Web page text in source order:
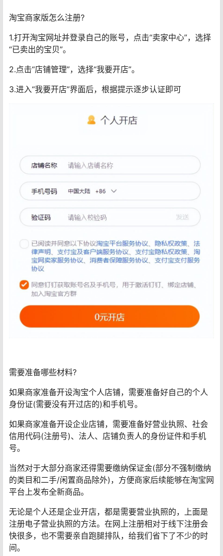
淘宝商家版怎么注册?
1.打开淘宝网址并登录自己的账号，点击“卖家中心”，选择
“已卖出的宝贝”。
2.点击“店铺管理”，选择“我要开店”。
3.进入“我要开店”界面后，根据提示逐步认证即可
需要准备哪些材料?
如果商家准备开设淘宝个人店铺，需要准备好自己的个人
身份证(需要没有开过店的)和手机号。
如果商家准备开设企业店铺，需要准备好营业执照、社会
信用代码(注册号)、法人、店铺负责人的身份证件和手机
号。
当然对于大部分商家还得需要缴纳保证金(部分不强制缴纳
的类目和二手/闲置商品除外)，方便商家后续能够在淘宝网
平台上发布全新商品。
无论是个人还是企业开店，都是需要营业执照的，上面是
注册电子营业执照的方法。在网上注册相对于线下注册会
快很多，也不需要亲自跑腿排队，给我们省下了不少的时
间。